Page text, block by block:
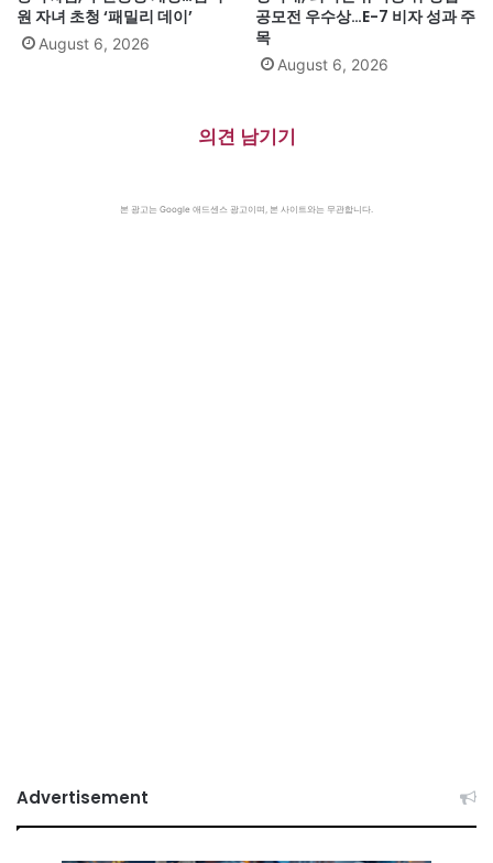
원 자녀 초청 ‘패밀리 데이’
August 6, 2026
공모전 우수상…E-7 비자 성과 주
목
August 6, 2026
의견 남기기
본 광고는 Google 애드센스 광고이며, 본 사이트와는 무관합니다.
Advertisement